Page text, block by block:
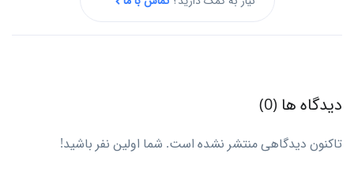
دیدگاه ها (0)
تاکنون دیدگاهی منتشر نشده است. شما اولین نفر باشید!